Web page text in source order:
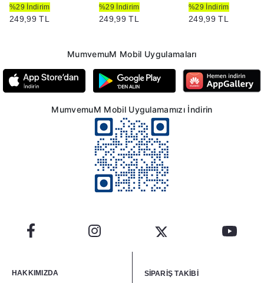
%29 İndirim
249,99 TL
%29 İndirim
249,99 TL
%29 İndirim
249,99 TL
MumvemuM Mobil Uygulamaları
MumvemuM Mobil Uygulamamızı İndirin
HAKKIMIZDA SİPARİŞ TAKİBİ